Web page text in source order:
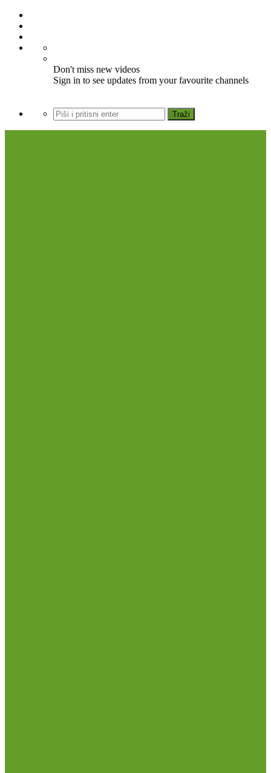
Don't miss new videos
Sign in to see updates from your favourite channels